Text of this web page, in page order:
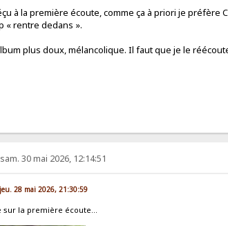
à la première écoute, comme ça à priori je
« rentre dedans ».
plus doux, mélancolique. Il faut que je le
sam. 30 mai 2026, 12:14:51
28 mai 2026, 21:30:59
sur la première écoute...